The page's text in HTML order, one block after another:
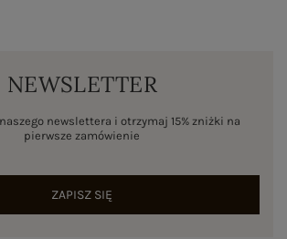
NEWSLETTER
newslettera i otrzymaj 15% zniżki na
pierwsze zamówienie
ZAPISZ SIĘ